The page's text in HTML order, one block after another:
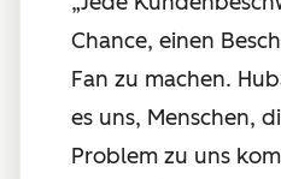
Chance, einen
Fan zu machen.
es uns, Menschen,
Problem zu uns